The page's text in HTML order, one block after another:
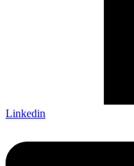
Linkedin